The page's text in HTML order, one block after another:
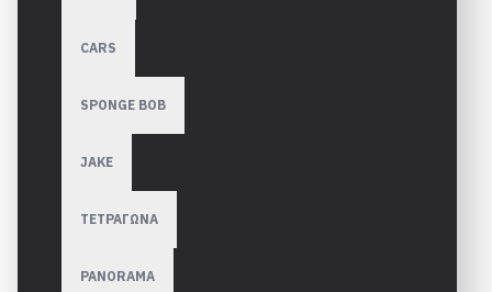
CARS
SPONGE BOB
JAKE
ΤΕΤΡΑΓΩΝΑ
PANORAMA